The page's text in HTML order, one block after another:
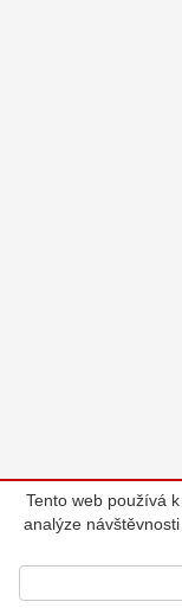
Tento web používá
analýze